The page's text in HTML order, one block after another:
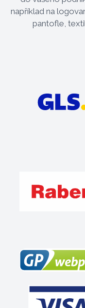
například na
pantofle,